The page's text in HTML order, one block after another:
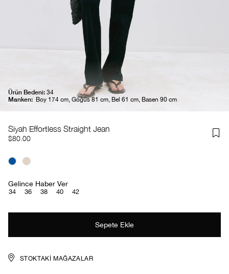
Ürün Bedeni: 34
Manken: Boy 174 cm, Göğüs 81 cm, Bel 61 cm, Basen 90 cm
Siyah Effortless Straight Jean
$80.00
Gelince Haber Ver
34 36 38 40 42
STOKTAKI MAĞAZALAR